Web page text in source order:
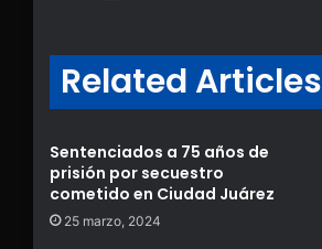
Related Articles
Sentenciados a 75 años de
prisión por secuestro
cometido en Ciudad Juárez
25 marzo, 2024